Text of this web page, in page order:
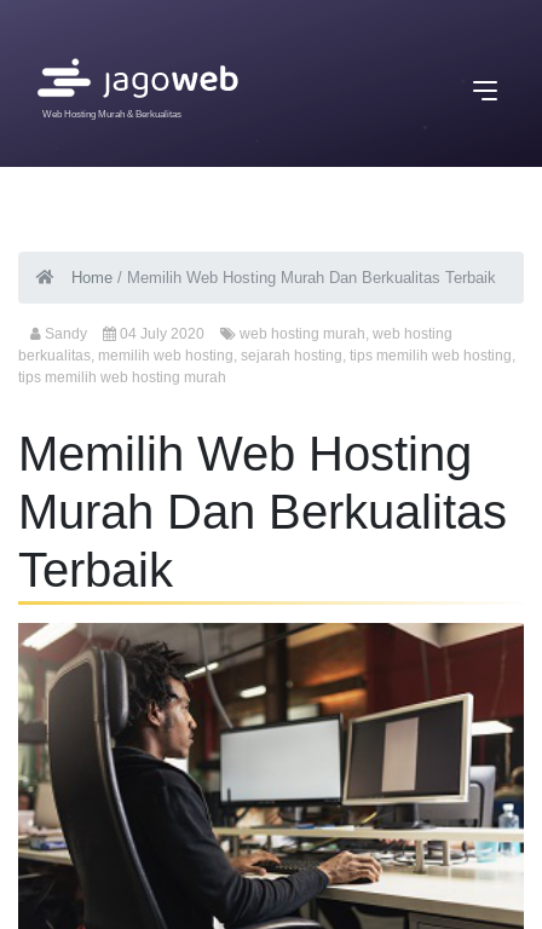
Web Hosting Murah & Berkualitas
Home / Memilih Web Hosting Murah Dan Berkualitas Terbaik
Sandy 04 July 2020 web hosting murah, web hosting
berkualitas, memilih web hosting, sejarah hosting, tips memilih web hosting,
tips memilih web hosting murah
Memilih Web Hosting
Murah Dan Berkualitas
Terbaik